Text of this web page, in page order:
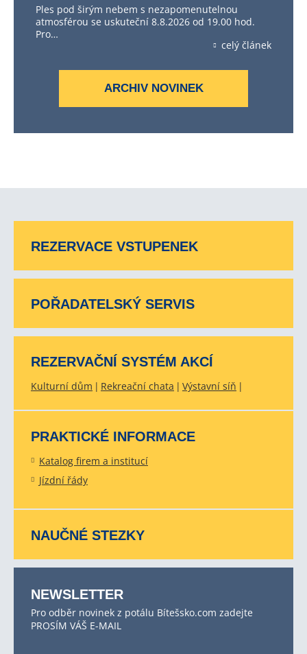
Ples pod širým nebem s nezapomenutelnou
atmosférou se uskuteční 8.8.2026 od 19.00 hod.
Pro…
celý článek
ARCHIV NOVINEK
REZERVACE VSTUPENEK
POŘADATELSKÝ SERVIS
REZERVAČNÍ SYSTÉM AKCÍ
Kulturní dům Rekreační chata Výstavní síň
PRAKTICKÉ INFORMACE
Katalog firem a institucí
Jízdní řády
NAUČNÉ STEZKY
NEWSLETTER
Pro odběr novinek z potálu Bítešsko.com zadejte
PROSÍM VÁŠ E-MAIL